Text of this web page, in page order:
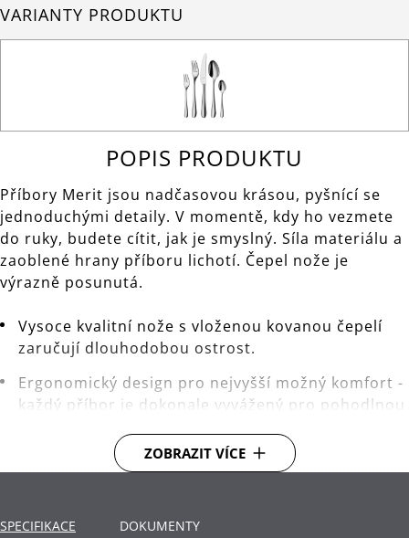
VARIANTY PRODUKTU
POPIS PRODUKTU
Příbory Merit jsou nadčasovou krásou, pyšnící se
jednoduchými detaily. V momentě, kdy ho vezmete
do ruky, budete cítit, jak je smyslný. Síla materiálu a
zaoblené hrany příboru lichotí. Čepel nože je
výrazně posunutá.
Vysoce kvalitní nože s vloženou kovanou čepelí
zaručují dlouhodobou ostrost.
Ergonomický design pro nejvyšší možný komfort -
každý příbor je dokonale vyvážený pro pohodlnou
Cromargan protect® vysoce kvalitní nerezová ocel
zvýšenou odolností proti poškrábání a
ZOBRAZIT VÍCE
SPECIFIKACE DOKUMENTY